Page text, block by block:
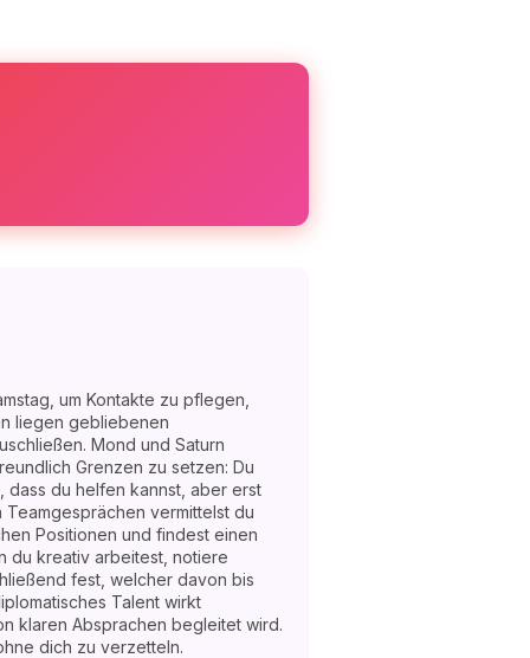
um Kontakte zu pflegen,
liegen gebliebenen
Mond und Saturn
Grenzen zu setzen: Du
dass du helfen kannst, aber erst
vermittelst du
Positionen und findest einen
du kreativ arbeitest, notiere
fest, welcher davon bis
Talent wirkt
klaren Absprachen begleitet wird.
dich zu verzetteln.